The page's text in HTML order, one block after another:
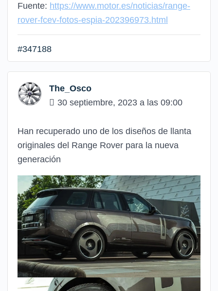
Fuente: https://www.motor.es/noticias/range-
rover-fcev-fotos-espia-202396973.html
#347188
The_Osco
30 septiembre, 2023 a las 09:00
Han recuperado uno de los diseños de llanta
originales del Range Rover para la nueva
generación